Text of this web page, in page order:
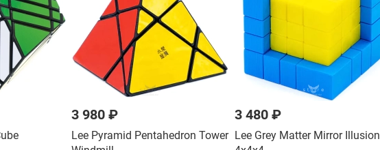
3 980 ₽
Lee Pyramid Pentahedron Tower
3 480 ₽
Lee Grey Matter Mirror Illusion